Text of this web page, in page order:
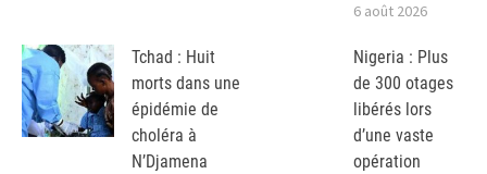
6 août 2026
Tchad : Huit
morts dans une
épidémie de
choléra à
N’Djamena
Nigeria : Plus
de 300 otages
libérés lors
d’une vaste
opération